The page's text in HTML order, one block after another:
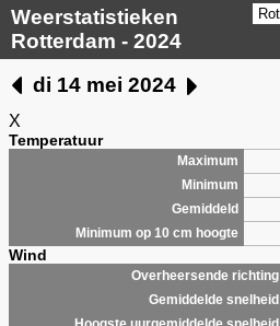
Weerstatistieken
Rotterdam - 2024
di 14 mei 2024
X
Temperatuur
Maximum
Minimum
Gemiddeld
Minimum op 10 cm hoogte
Wind
Overheersende richting
Gemiddelde snelheid